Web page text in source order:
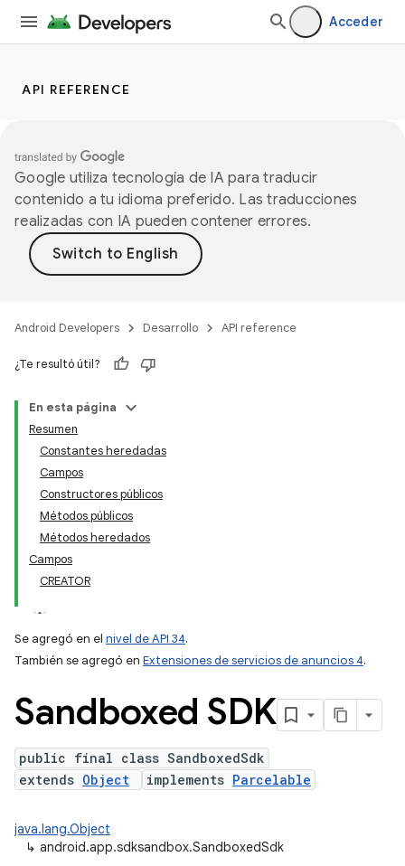
Acceder
API REFERENCE
Google utiliza tecnología de IA para traducir
contenido a tu idioma preferido. Las traducciones
realizadas con IA pueden contener errores.
Android Developers Desarrollo API reference
¿Te resultó útil?
En esta página
Resumen
Constantes heredadas
Campos
Constructores públicos
Métodos públicos
Métodos heredados
Campos
CREATOR
Se agregó en el nivel de API 34.
También se agregó en Extensiones de servicios de anuncios 4.
Sandboxed SDK
public final class SandboxedSdk
extends Object implements Parcelable
java.lang.Object
↳ android.app.sdksandbox.SandboxedSdk